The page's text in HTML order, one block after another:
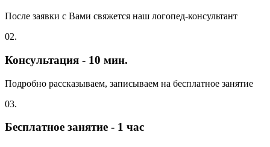
После заявки с Вами свяжется наш логопед-консультант
02.
Консультация - 10 мин.
Подробно рассказываем, записываем на бесплатное занятие
03.
Бесплатное занятие - 1 час